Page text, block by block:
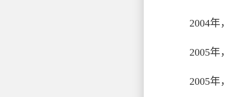
2004年
2005年
2005年